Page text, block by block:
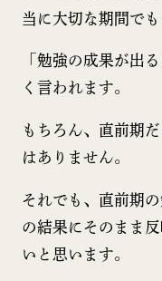
当に大切な期間でも
「勉強の成果が出
く言われます。
もちろん、直前期
はありません。
それでも、直前期
の結果にそのまま
いと思います。